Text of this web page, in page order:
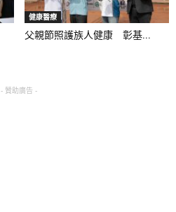
健康醫療
父親節照護族人健康 彰基...
- 贊助廣告 -